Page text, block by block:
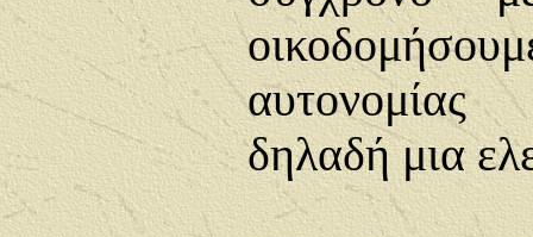
αυτονομίας
δηλαδή μια